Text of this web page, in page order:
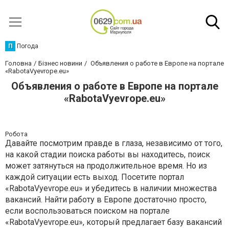
П Погода
Головна Бізнес новини
Объявления о работе в Европе на портале
«RabotaVyevrope.eu»
Объявления о работе в Европе на портале
«RabotaVyevrope.eu»
Робота
Давайте посмотрим правде в глаза, независимо от того,
на какой стадии поиска работы вы находитесь, поиск
может затянуться на продолжительное время. Но из
каждой ситуации есть выход. Посетите портал
«RabotaVyevrope.eu» и убедитесь в наличии множества
вакансий. Найти работу в Европе достаточно просто,
если воспользоваться поиском на портале
«RabotaVyevrope.eu», который предлагает базу вакансий